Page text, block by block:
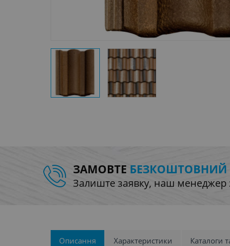
ЗАМОВТЕ БЕЗКОШТОВНИЙ
Залиште заявку, наш менеджер
Описання Характеристики Каталоги